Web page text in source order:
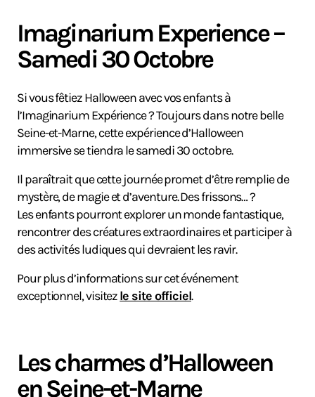
Imaginarium Experience –
Samedi 30 Octobre
Si vous fêtiez Halloween avec vos enfants à
l’Imaginarium Expérience ? Toujours dans notre belle
Seine-et-Marne, cette expérience d’Halloween
immersive se tiendra le samedi 30 octobre.
Il paraîtrait que cette journée promet d’être remplie de
mystère, de magie et d’aventure. Des frissons… ?
Les enfants pourront explorer un monde fantastique,
rencontrer des créatures extraordinaires et participer à
des activités ludiques qui devraient les ravir.
Pour plus d’informations sur cet événement
exceptionnel, visitezle site officiel.
Les charmes d’Halloween
en Seine-et-Marne